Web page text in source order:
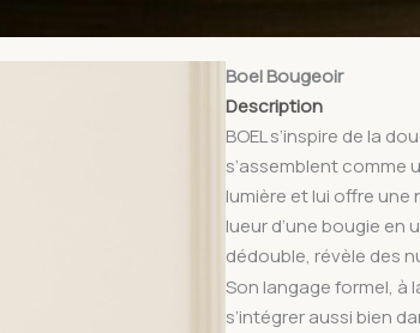
Boel Bougeoir
Description
BOEL s’inspire de la
s’assemblent comme
lumière et lui offre
lueur d’une bougie
dédouble, révèle des
Son langage formel, à
s’intégrer aussi bien